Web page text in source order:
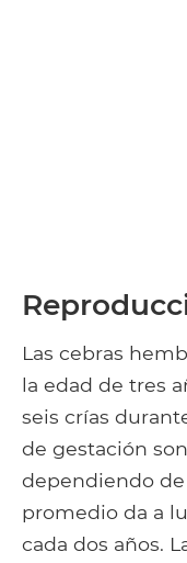
Las cebras
la edad de tres
seis crías
de gestación
dependiendo
promedio da a
cada dos años.